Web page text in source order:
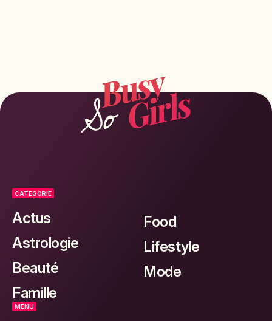
CATEGORIE
Actus
Astrologie
Beauté
Famille
Food
Lifestyle
Mode
MENU